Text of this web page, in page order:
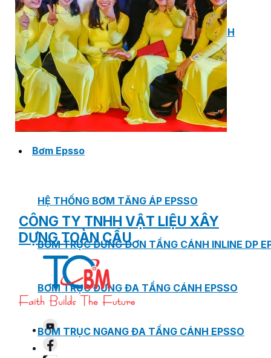
MÁI LÁ NHÂN TẠO CENTRO THATCH
MASTER COPPO (KIỂU DÁNG NGÓI
ĐỊA TRUNG HẢI)
Bơm Epsso
HỆ THỐNG BƠM TĂNG ÁP EPSSO
BƠM TRỤC ĐỨNG ĐƠN TẦNG CÁNH INLINE DP
BƠM TRỤC ĐỨNG ĐA TẦNG CÁNH EPSSO
BƠM TRỤC NGANG ĐA TẦNG CÁNH EPSSO
CÔNG TY TNHH VẬT LIỆU XÂY
DỰNG TOÀN CẦU